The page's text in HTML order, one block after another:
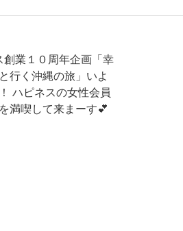
創業１０周年企画「幸
行く沖縄の旅」いよ
ハピネスの女性会員
満喫して来まーす💕